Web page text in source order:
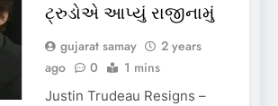
ટ્રુડોએ આપ્યું રાજીનામું
gujarat samay
2 years
ago
0 1 mins
Justin Trudeau Resigns –